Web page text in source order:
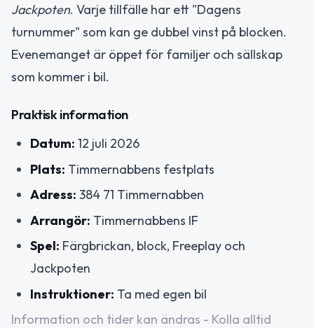
Jackpoten. Varje tillfälle har ett "Dagens
turnummer" som kan ge dubbel vinst på blocken.
Evenemanget är öppet för familjer och sällskap
som kommer i bil.
Praktisk information
Datum: 12 juli 2026
Plats: Timmernabbens festplats
Adress: 384 71 Timmernabben
Arrangör: Timmernabbens IF
Spel: Färgbrickan, block, Freeplay och
Jackpoten
Instruktioner: Ta med egen bil
Information och tider kan ändras - Kolla alltid